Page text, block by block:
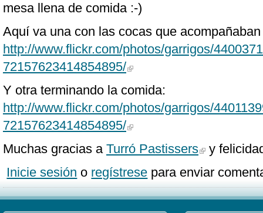
mesa llena de comida :-)
Aquí va una con las cocas que
http://www.flickr.com/photos/garrigos/
72157623414854895/
Y otra terminando la comida:
http://www.flickr.com/photos/garrigos/
72157623414854895/
Muchas gracias a Turró Pastissers
y
Inicie sesión o regístrese para enviar